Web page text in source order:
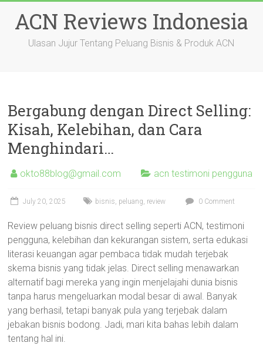
contentACN Reviews Indonesia
Ulasan Jujur Tentang Peluang Bisnis & Produk ACN
Bergabung dengan Direct Selling:
Kisah, Kelebihan, dan Cara
Menghindari…
okto88blog@gmail.com acn testimoni pengguna
July 20, 2025 bisnis, peluang, review 0 Comment
Review peluang bisnis direct selling seperti ACN, testimoni
pengguna, kelebihan dan kekurangan sistem, serta edukasi
literasi keuangan agar pembaca tidak mudah terjebak
skema bisnis yang tidak jelas. Direct selling menawarkan
alternatif bagi mereka yang ingin menjelajahi dunia bisnis
tanpa harus mengeluarkan modal besar di awal. Banyak
yang berhasil, tetapi banyak pula yang terjebak dalam
jebakan bisnis bodong. Jadi, mari kita bahas lebih dalam
tentang hal ini.